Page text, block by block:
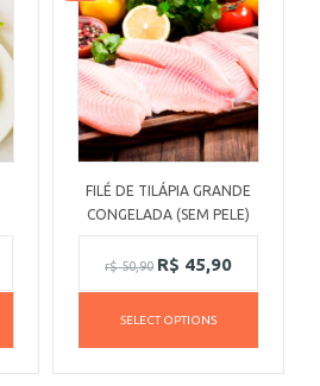
FILÉ DE TILÁPIA GRANDE
CONGELADA (SEM PELE)
r$50,90 R$ 45,90
SELECT OPTIONS